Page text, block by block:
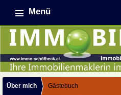
Menü
Über mich Gästebuch